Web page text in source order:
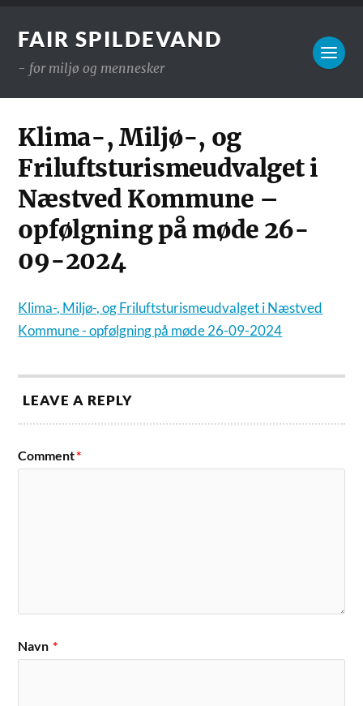
FAIR SPILDEVAND
- for miljø og mennesker
Klima-, Miljø-, og
Friluftsturismeudvalget i
Næstved Kommune –
opfølgning på møde 26-
09-2024
Klima-, Miljø-, og Friluftsturismeudvalget i Næstved
Kommune - opfølgning på møde 26-09-2024
LEAVE A REPLY
Comment*
Navn *